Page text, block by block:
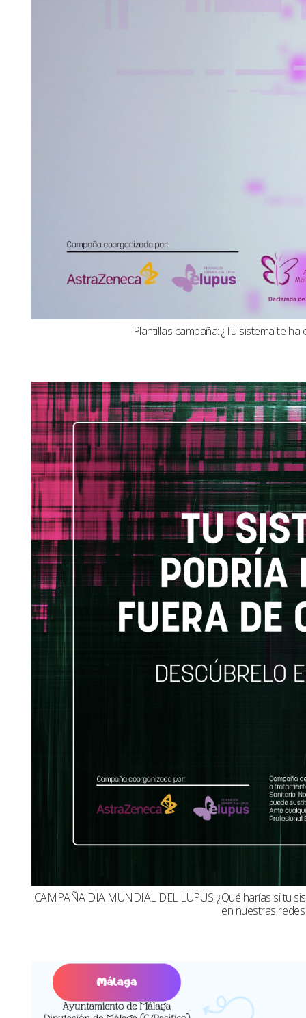
Plantillas campaña: ¿Tu sistema te
CAMPAÑA DIA MUNDIAL DEL LUPUS: ¿Qué harías si tu
en nuestras